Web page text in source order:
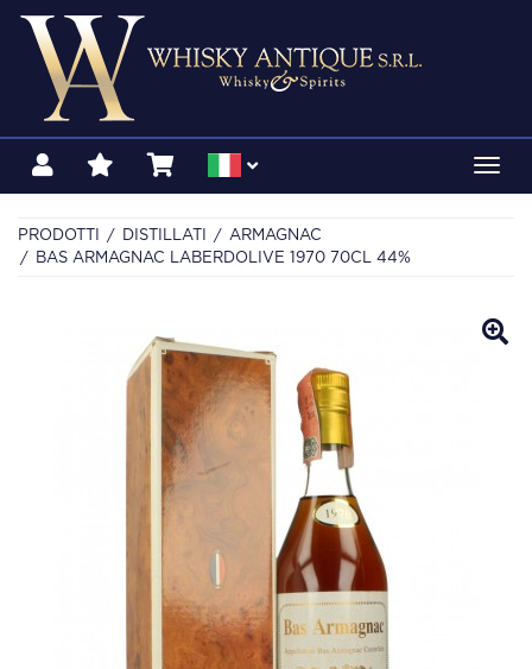
PRODOTTI DISTILLATI
ARMAGNAC
BAS ARMAGNAC LABERDOLIVE 1970 70CL 44%